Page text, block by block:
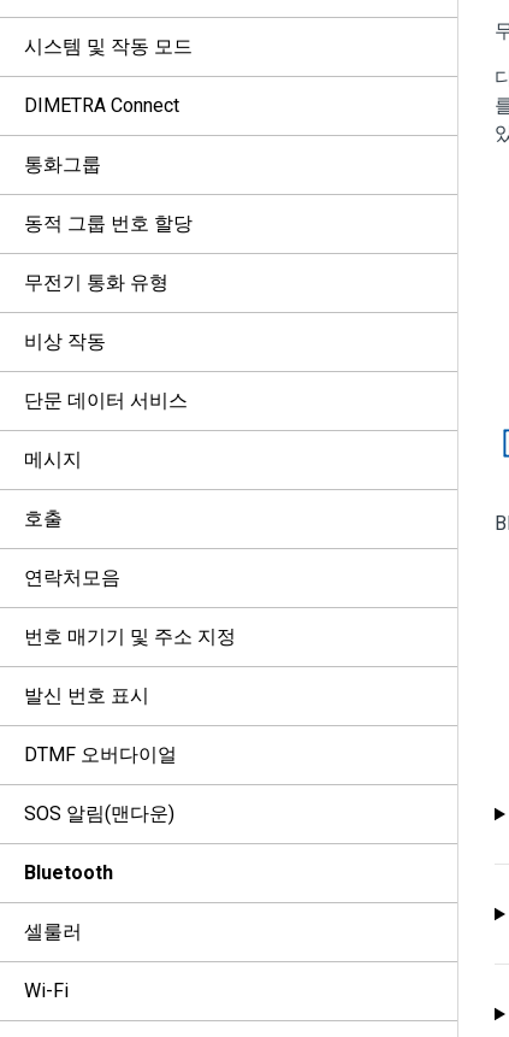
시스템 및 작동 모드
DIMETRA Connect
통화그룹
동적 그룹 번호 할당
무전기 통화 유형
비상 작동
단문 데이터 서비스
메시지
호출
연락처모음
번호 매기기 및 주소 지정
발신 번호 표시
DTMF 오버다이얼
SOS 알림(맨다운)
Bluetooth
셀룰러
Wi-Fi